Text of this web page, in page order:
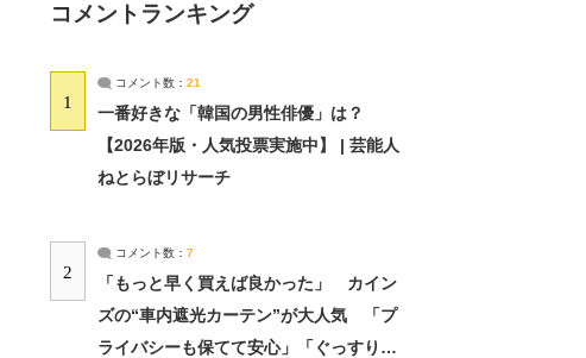
コメントランキング
1
コメント数： 21
一番好きな「韓国の男性俳優」は？
【2026年版・人気投票実施中】 | 芸能人
ねとらぼリサーチ
2
コメント数： 7
「もっと早く買えば良かった」 カイン
ズの“車内遮光カーテン”が大人気 「プ
ライバシーも保てて安心」「ぐっすり眠